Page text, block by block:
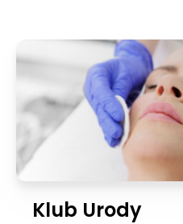
Klub Urody